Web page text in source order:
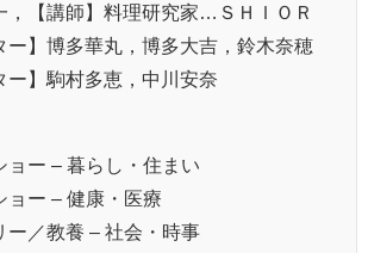
【講師】料理研究家…ＳＨＩＯＲ
ー】博多華丸，博多大吉，鈴木奈穂
ー】駒村多恵，中川安奈
ョー – 暮らし・住まい
ョー – 健康・医療
ー／教養 – 社会・時事